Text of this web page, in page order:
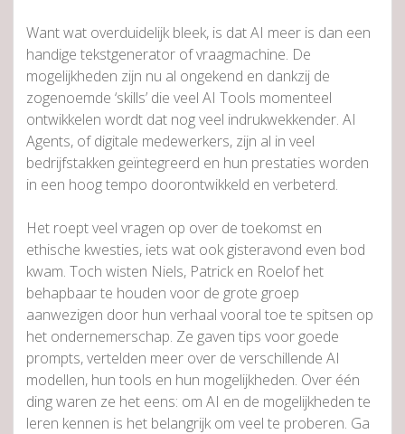
Want wat overduidelijk bleek, is dat AI meer is dan een
handige tekstgenerator of vraagmachine. De
mogelijkheden zijn nu al ongekend en dankzij de
zogenoemde ‘skills’ die veel AI Tools momenteel
ontwikkelen wordt dat nog veel indrukwekkender. AI
Agents, of digitale medewerkers, zijn al in veel
bedrijfstakken geïntegreerd en hun prestaties worden
in een hoog tempo doorontwikkeld en verbeterd.
Het roept veel vragen op over de toekomst en
ethische kwesties, iets wat ook gisteravond even bod
kwam. Toch wisten Niels, Patrick en Roelof het
behapbaar te houden voor de grote groep
aanwezigen door hun verhaal vooral toe te spitsen op
het ondernemerschap. Ze gaven tips voor goede
prompts, vertelden meer over de verschillende AI
modellen, hun tools en hun mogelijkheden. Over één
ding waren ze het eens: om AI en de mogelijkheden te
leren kennen is het belangrijk om veel te proberen. Ga